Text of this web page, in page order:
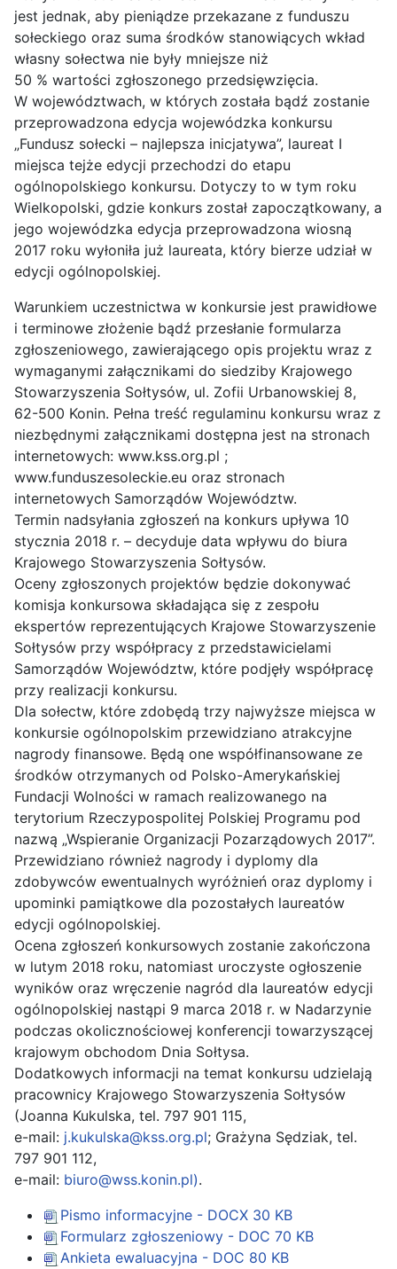
jest jednak, aby pieniądze przekazane z funduszu
sołeckiego oraz suma środków stanowiących wkład
własny sołectwa nie były mniejsze niż
50 % wartości zgłoszonego przedsięwzięcia.
W województwach, w których została bądź zostanie
przeprowadzona edycja wojewódzka konkursu
„Fundusz sołecki – najlepsza inicjatywa”, laureat I
miejsca tejże edycji przechodzi do etapu
ogólnopolskiego konkursu. Dotyczy to w tym roku
Wielkopolski, gdzie konkurs został zapoczątkowany, a
jego wojewódzka edycja przeprowadzona wiosną
2017 roku wyłoniła już laureata, który bierze udział w
edycji ogólnopolskiej.
Warunkiem uczestnictwa w konkursie jest prawidłowe
i terminowe złożenie bądź przesłanie formularza
zgłoszeniowego, zawierającego opis projektu wraz z
wymaganymi załącznikami do siedziby Krajowego
Stowarzyszenia Sołtysów, ul. Zofii Urbanowskiej 8,
62-500 Konin. Pełna treść regulaminu konkursu wraz z
niezbędnymi załącznikami dostępna jest na stronach
internetowych: www.kss.org.pl ;
www.funduszesoleckie.eu oraz stronach
internetowych Samorządów Województw.
Termin nadsyłania zgłoszeń na konkurs upływa 10
stycznia 2018 r. – decyduje data wpływu do biura
Krajowego Stowarzyszenia Sołtysów.
Oceny zgłoszonych projektów będzie dokonywać
komisja konkursowa składająca się z zespołu
ekspertów reprezentujących Krajowe Stowarzyszenie
Sołtysów przy współpracy z przedstawicielami
Samorządów Województw, które podjęły współpracę
przy realizacji konkursu.
Dla sołectw, które zdobędą trzy najwyższe miejsca w
konkursie ogólnopolskim przewidziano atrakcyjne
nagrody finansowe. Będą one współfinansowane ze
środków otrzymanych od Polsko-Amerykańskiej
Fundacji Wolności w ramach realizowanego na
terytorium Rzeczypospolitej Polskiej Programu pod
nazwą „Wspieranie Organizacji Pozarządowych 2017”.
Przewidziano również nagrody i dyplomy dla
zdobywców ewentualnych wyróżnień oraz dyplomy i
upominki pamiątkowe dla pozostałych laureatów
edycji ogólnopolskiej.
Ocena zgłoszeń konkursowych zostanie zakończona
w lutym 2018 roku, natomiast uroczyste ogłoszenie
wyników oraz wręczenie nagród dla laureatów edycji
ogólnopolskiej nastąpi 9 marca 2018 r. w Nadarzynie
podczas okolicznościowej konferencji towarzyszącej
krajowym obchodom Dnia Sołtysa.
Dodatkowych informacji na temat konkursu udzielają
pracownicy Krajowego Stowarzyszenia Sołtysów
(Joanna Kukulska, tel. 797 901 115,
e-mail: j.kukulska@kss.org.pl; Grażyna Sędziak, tel.
797 901 112,
e-mail: biuro@wss.konin.pl).
Pismo informacyjne - DOCX 30 KB
Formularz zgłoszeniowy - DOC 70 KB
Ankieta ewaluacyjna - DOC 80 KB